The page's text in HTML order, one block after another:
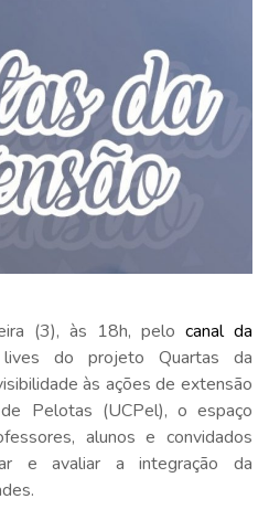
(3), às 18h, pelo canal da
do projeto Quartas da
às ações de extensão
Pelotas (UCPel), o espaço
alunos e convidados
e avaliar a integração da